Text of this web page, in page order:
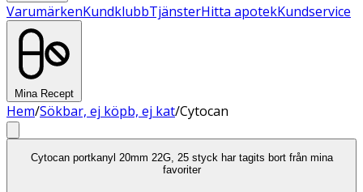
VarumärkenKundklubbTjänsterHitta apotekKundservice
Mina Recept
Hem/Sökbar, ej köpb, ej kat/Cytocan
Cytocan portkanyl 20mm 22G, 25 styck har tagits bort från mina
favoriter